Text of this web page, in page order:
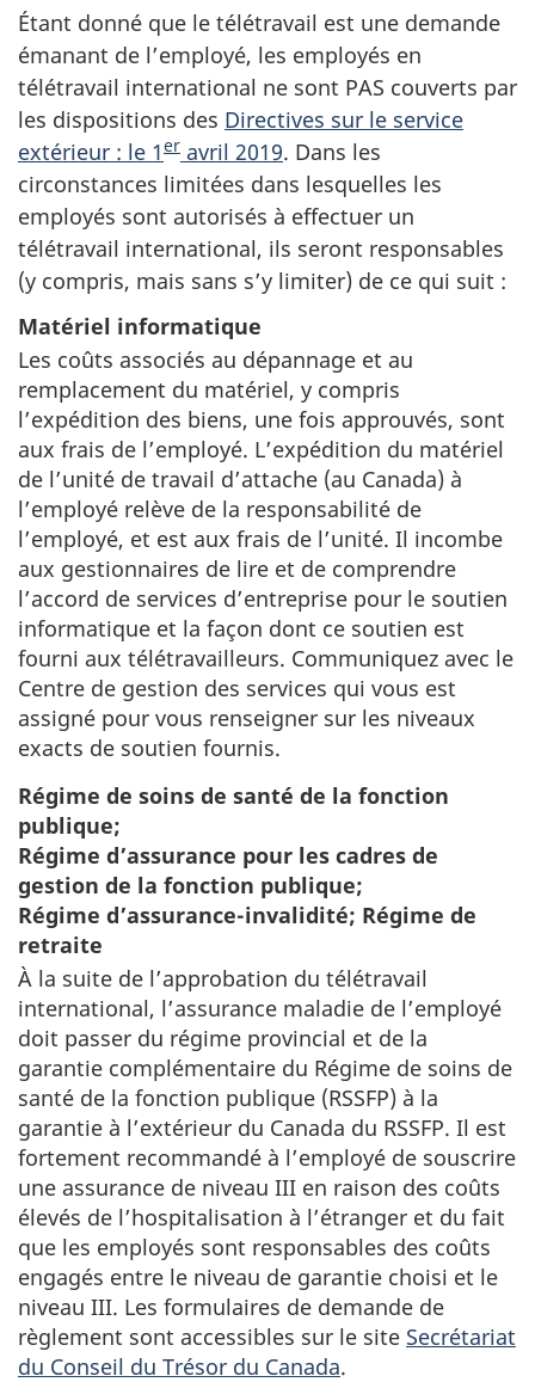
Étant donné que le télétravail est une demande
émanant de l’employé, les employés en
télétravail international ne sont PAS couverts par
les dispositions des Directives sur le service
extérieur : le 1er avril 2019. Dans les
circonstances limitées dans lesquelles les
employés sont autorisés à effectuer un
télétravail international, ils seront responsables
(y compris, mais sans s’y limiter) de ce qui suit :
Matériel informatique
Les coûts associés au dépannage et au
remplacement du matériel, y compris
l’expédition des biens, une fois approuvés, sont
aux frais de l’employé. L’expédition du matériel
de l’unité de travail d’attache (au Canada) à
l’employé relève de la responsabilité de
l’employé, et est aux frais de l’unité. Il incombe
aux gestionnaires de lire et de comprendre
l’accord de services d’entreprise pour le soutien
informatique et la façon dont ce soutien est
fourni aux télétravailleurs. Communiquez avec le
Centre de gestion des services qui vous est
assigné pour vous renseigner sur les niveaux
exacts de soutien fournis.
Régime de soins de santé de la fonction
publique;
Régime d’assurance pour les cadres de
gestion de la fonction publique;
Régime d’assurance-invalidité; Régime de
retraite
À la suite de l’approbation du télétravail
international, l’assurance maladie de l’employé
doit passer du régime provincial et de la
garantie complémentaire du Régime de soins de
santé de la fonction publique (RSSFP) à la
garantie à l’extérieur du Canada du RSSFP. Il est
fortement recommandé à l’employé de souscrire
une assurance de niveau III en raison des coûts
élevés de l’hospitalisation à l’étranger et du fait
que les employés sont responsables des coûts
engagés entre le niveau de garantie choisi et le
niveau III. Les formulaires de demande de
règlement sont accessibles sur le site Secrétariat
du Conseil du Trésor du Canada.